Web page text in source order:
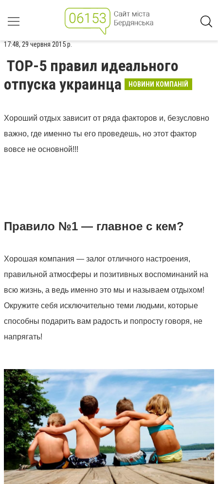
17:48, 29 червня 2015 р.
TOP-5 правил идеального
отпуска украинца
НОВИНИ КОМПАНІЙ
Хороший отдых зависит от ряда факторов и, безусловно
важно, где именно ты его проведешь, но этот фактор
вовсе не основной!!!
Правило №1 — главное с кем?
Хорошая компания — залог отличного настроения,
правильной атмосферы и позитивных воспоминаний на
всю жизнь, а ведь именно это мы и называем отдыхом!
Окружите себя исключительно теми людьми, которые
способны подарить вам радость и попросту говоря, не
напрягать!